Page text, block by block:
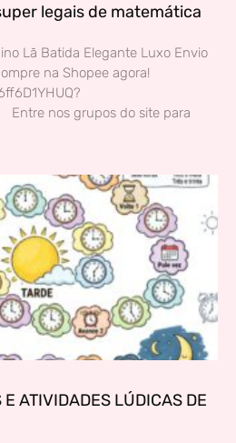
legais de matemática
Lã Batida Elegante Luxo Envio
na Shopee agora!
nos grupos do site para
E ATIVIDADES LÚDICAS DE